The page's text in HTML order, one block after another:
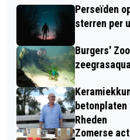
Perseïden
sterren per
Burgers'
Rheden
Zomerse